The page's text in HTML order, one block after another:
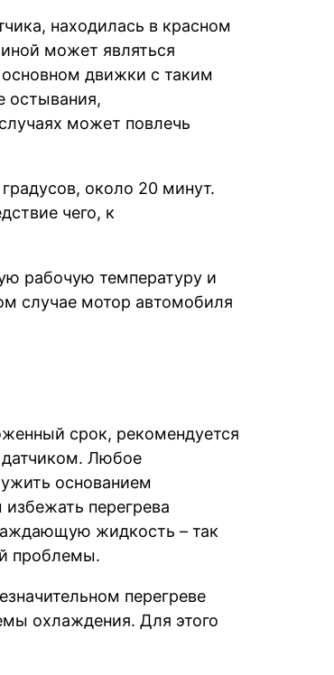
находилась в красном
может являться
основном движки с таким
остывания,
может повлечь
около 20 минут.
чего, к
рабочую температуру и
случае мотор автомобиля
срок, рекомендуется
датчиком. Любое
основанием
перегрева
жидкость – так
проблемы.
перегреве
охлаждения. Для этого